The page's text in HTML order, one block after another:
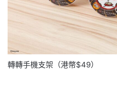
轉轉手機支架（港幣$49）